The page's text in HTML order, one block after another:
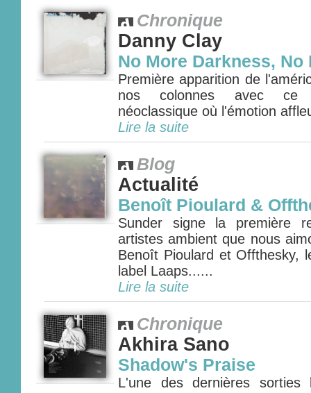
Chronique
Danny Clay
No More Darkness, No
Première apparition de
nos colonnes avec ce
néoclassique où l'émotion
Lire la suite
Blog
Actualité
Benoît Pioulard &
Sunder signe la première
artistes ambient que nous
Benoît Pioulard et Offthesky,
label Laaps......
Lire la suite
Chronique
Akhira Sano
Shadow's Praise
L'une des dernières sorties